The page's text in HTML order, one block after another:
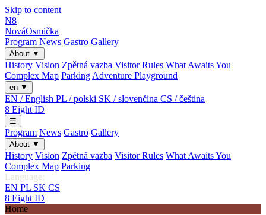
Skip to content
N8
NováOsmička
Program News Gastro Gallery
About ▼
History Vision Zpětná vazba Visitor Rules What Awaits You
Complex Map Parking Adventure Playground
en ▼
EN / English PL / polski SK / slovenčina CS / čeština
8 Eight ID
☰
Program News Gastro Gallery
About ▼
History Vision Zpětná vazba Visitor Rules What Awaits You
Complex Map Parking
Language:
EN PL SK CS
8 Eight ID
Home